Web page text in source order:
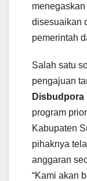
disesuaikan
pemerintah
Salah satu
pengajuan
Disbudpora
program
Kabupaten
pihaknya
anggaran
“Kami akan